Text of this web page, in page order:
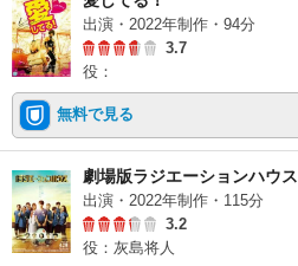
出演・2022年制作・94分
3.7
役：
無料で見る
劇場版ラジエーションハウス
出演・2022年制作・115分
3.2
役：灰島将人